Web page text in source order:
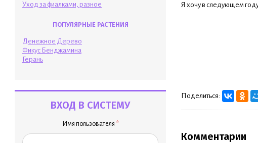
Уход за фиалками, разное
ПОПУЛЯРНЫЕ РАСТЕНИЯ
Денежное Дерево
Фикус Бенджамина
Герань
ВХОД В СИСТЕМУ
Имя пользователя *
Я хочу в следующем
Поделиться:
Комментарии